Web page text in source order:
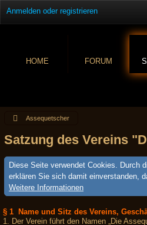
Anmelden oder registrieren
HOME FORUM
Assequetscher
Satzung des Vereins
Diese Seite verwendet Cookies. Durch
erklären Sie sich damit einverstanden,
Weitere Informationen
§ 1 Name und Sitz des Vereins,
1. Der Verein führt den Namen „Die